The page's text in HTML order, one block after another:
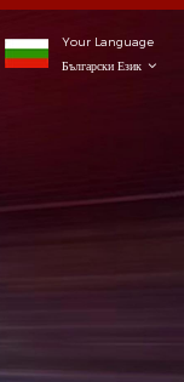
Your Language
Български Език